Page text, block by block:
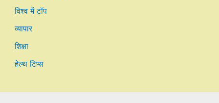
विश्व में टॉप
व्यापार
शिक्षा
हेल्थ टिप्स